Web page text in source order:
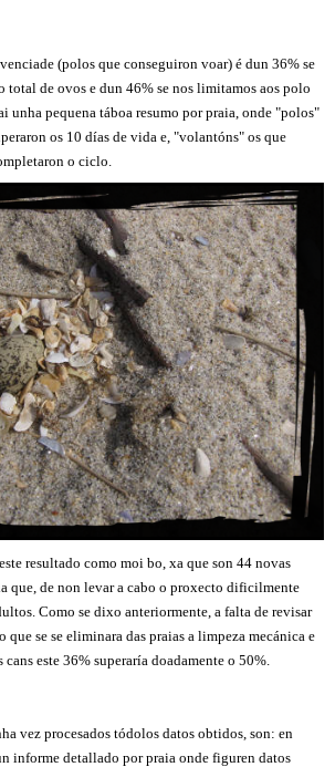
(polos que conseguiron voar) é dun 36% se
total de ovos e dun 46% se nos limitamos aos polo
unha pequena táboa resumo por praia, onde "polos"
os 10 días de vida e, "volantóns" os que
o ciclo.
resultado como moi bo, xa que son 44 novas
que, de non levar a cabo o proxecto dificilmente
Como se dixo anteriormente, a falta de revisar
que se se eliminara das praias a limpeza mecánica e
este 36% superaría doadamente o 50%.
vez procesados tódolos datos obtidos, son: en
informe detallado por praia onde figuren datos